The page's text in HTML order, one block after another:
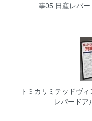
事05 日産レパ
トミカリミテッドヴ
レパードア